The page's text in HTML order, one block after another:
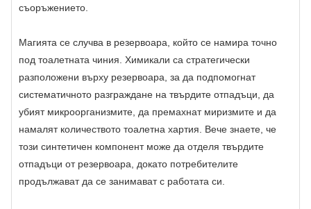
съоръжението.
Магията се случва в резервоара, който се намира точно
под тоалетната чиния. Химикали са стратегически
разположени върху резервоара, за да подпомогнат
систематичното разграждане на твърдите отпадъци, да
убият микроорганизмите, да премахнат миризмите и да
намалят количеството тоалетна хартия. Вече знаете, че
този синтетичен компонент може да отделя твърдите
отпадъци от резервоара, докато потребителите
продължават да се занимават с работата си.